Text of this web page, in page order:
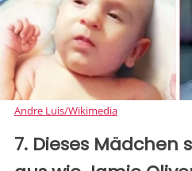
Andre Luis/Wikimedia
7. Dieses Mädchen